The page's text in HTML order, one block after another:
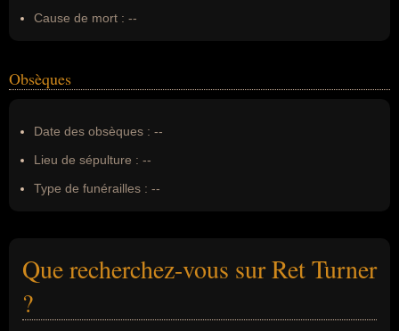
Cause de mort : --
Obsèques
Date des obsèques : --
Lieu de sépulture : --
Type de funérailles : --
Que recherchez-vous sur Ret Turner
?